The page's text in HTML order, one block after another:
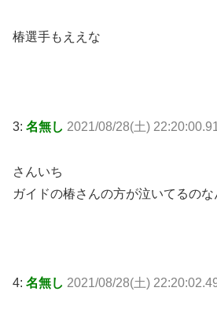
椿選手もええな
3: 名無し 2021/08/28(土)
さんいち
ガイドの椿さんの方が泣いてるの
4: 名無し 2021/08/28(土)